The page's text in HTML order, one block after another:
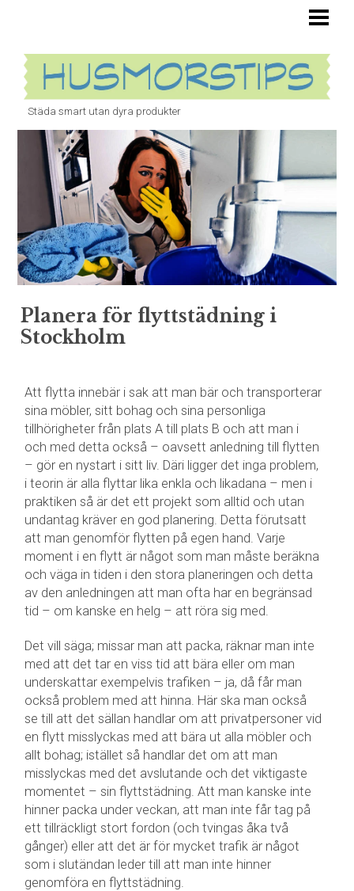
TOALETT
STOPP I VASKEN
BANANFLUGOR
ÄTTIKA
Städa smart utan dyra produkter
Planera för flyttstädning i
Stockholm
Att flytta innebär i sak att man bär och transporterar
sina möbler, sitt bohag och sina personliga
tillhörigheter från plats A till plats B och att man i
och med detta också – oavsett anledning till flytten
– gör en nystart i sitt liv. Däri ligger det inga problem,
i teorin är alla flyttar lika enkla och likadana – men i
praktiken så är det ett projekt som alltid och utan
undantag kräver en god planering. Detta förutsatt
att man genomför flytten på egen hand. Varje
moment i en flytt är något som man måste beräkna
och väga in tiden i den stora planeringen och detta
av den anledningen att man ofta har en begränsad
tid – om kanske en helg – att röra sig med.
Det vill säga; missar man att packa, räknar man inte
med att det tar en viss tid att bära eller om man
underskattar exempelvis trafiken – ja, då får man
också problem med att hinna. Här ska man också
se till att det sällan handlar om att privatpersoner vid
en flytt misslyckas med att bära ut alla möbler och
allt bohag; istället så handlar det om att man
misslyckas med det avslutande och det viktigaste
momentet – sin flyttstädning. Att man kanske inte
hinner packa under veckan, att man inte får tag på
ett tillräckligt stort fordon (och tvingas åka två
gånger) eller att det är för mycket trafik är något
som i slutändan leder till att man inte hinner
genomföra en flyttstädning.